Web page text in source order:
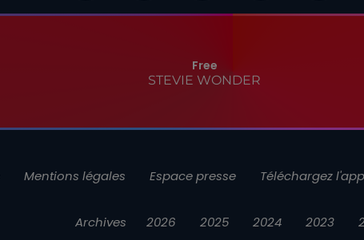
Free
STEVIE WONDER
Mentions légales Espace presse Téléchargez
Archives 2026 2025 2024 2023